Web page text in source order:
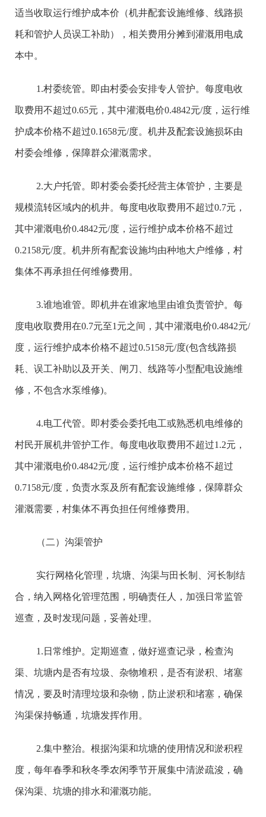
适当收取运行维护成本价（机井配套设施维修、线路损
耗和管护人员误工补助），相关费用分摊到灌溉用电成
本中。
1.村委统管。即由村委会安排专人管护。每度电收
取费用不超过0.65元，其中灌溉电价0.4842元/度，运行维
护成本价格不超过0.1658元/度。机井及配套设施损坏由
村委会维修，保障群众灌溉需求。
2.大户托管。即村委会委托经营主体管护，主要是
规模流转区域内的机井。每度电收取费用不超过0.7元，
其中灌溉电价0.4842元/度，运行维护成本价格不超过
0.2158元/度。机井所有配套设施均由种地大户维修，村
集体不再承担任何维修费用。
3.谁地谁管。即机井在谁家地里由谁负责管护。每
度电收取费用在0.7元至1元之间，其中灌溉电价0.4842元/
度，运行维护成本价格不超过0.5158元/度(包含线路损
耗、误工补助以及开关、闸刀、线路等小型配电设施维
修，不包含水泵维修)。
4.电工代管。即村委会委托电工或熟悉机电维修的
村民开展机井管护工作。每度电收取费用不超过1.2元，
其中灌溉电价0.4842元/度，运行维护成本价格不超过
0.7158元/度，负责水泵及所有配套设施维修，保障群众
灌溉需要，村集体不再负担任何维修费用。
（二）沟渠管护
实行网格化管理，坑塘、沟渠与田长制、河长制结
合，纳入网格化管理范围，明确责任人，加强日常监管
巡查，及时发现问题，妥善处理。
1.日常维护。定期巡查，做好巡查记录，检查沟
渠、坑塘内是否有垃圾、杂物堆积，是否有淤积、堵塞
情况，要及时清理垃圾和杂物，防止淤积和堵塞，确保
沟渠保持畅通，坑塘发挥作用。
2.集中整治。根据沟渠和坑塘的使用情况和淤积程
度，每年春季和秋冬季农闲季节开展集中清淤疏浚，确
保沟渠、坑塘的排水和灌溉功能。